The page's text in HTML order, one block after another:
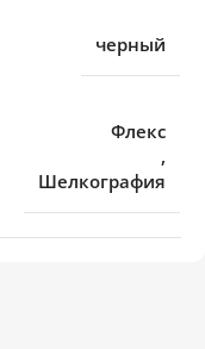
черный
Флекс
,
Шелкография